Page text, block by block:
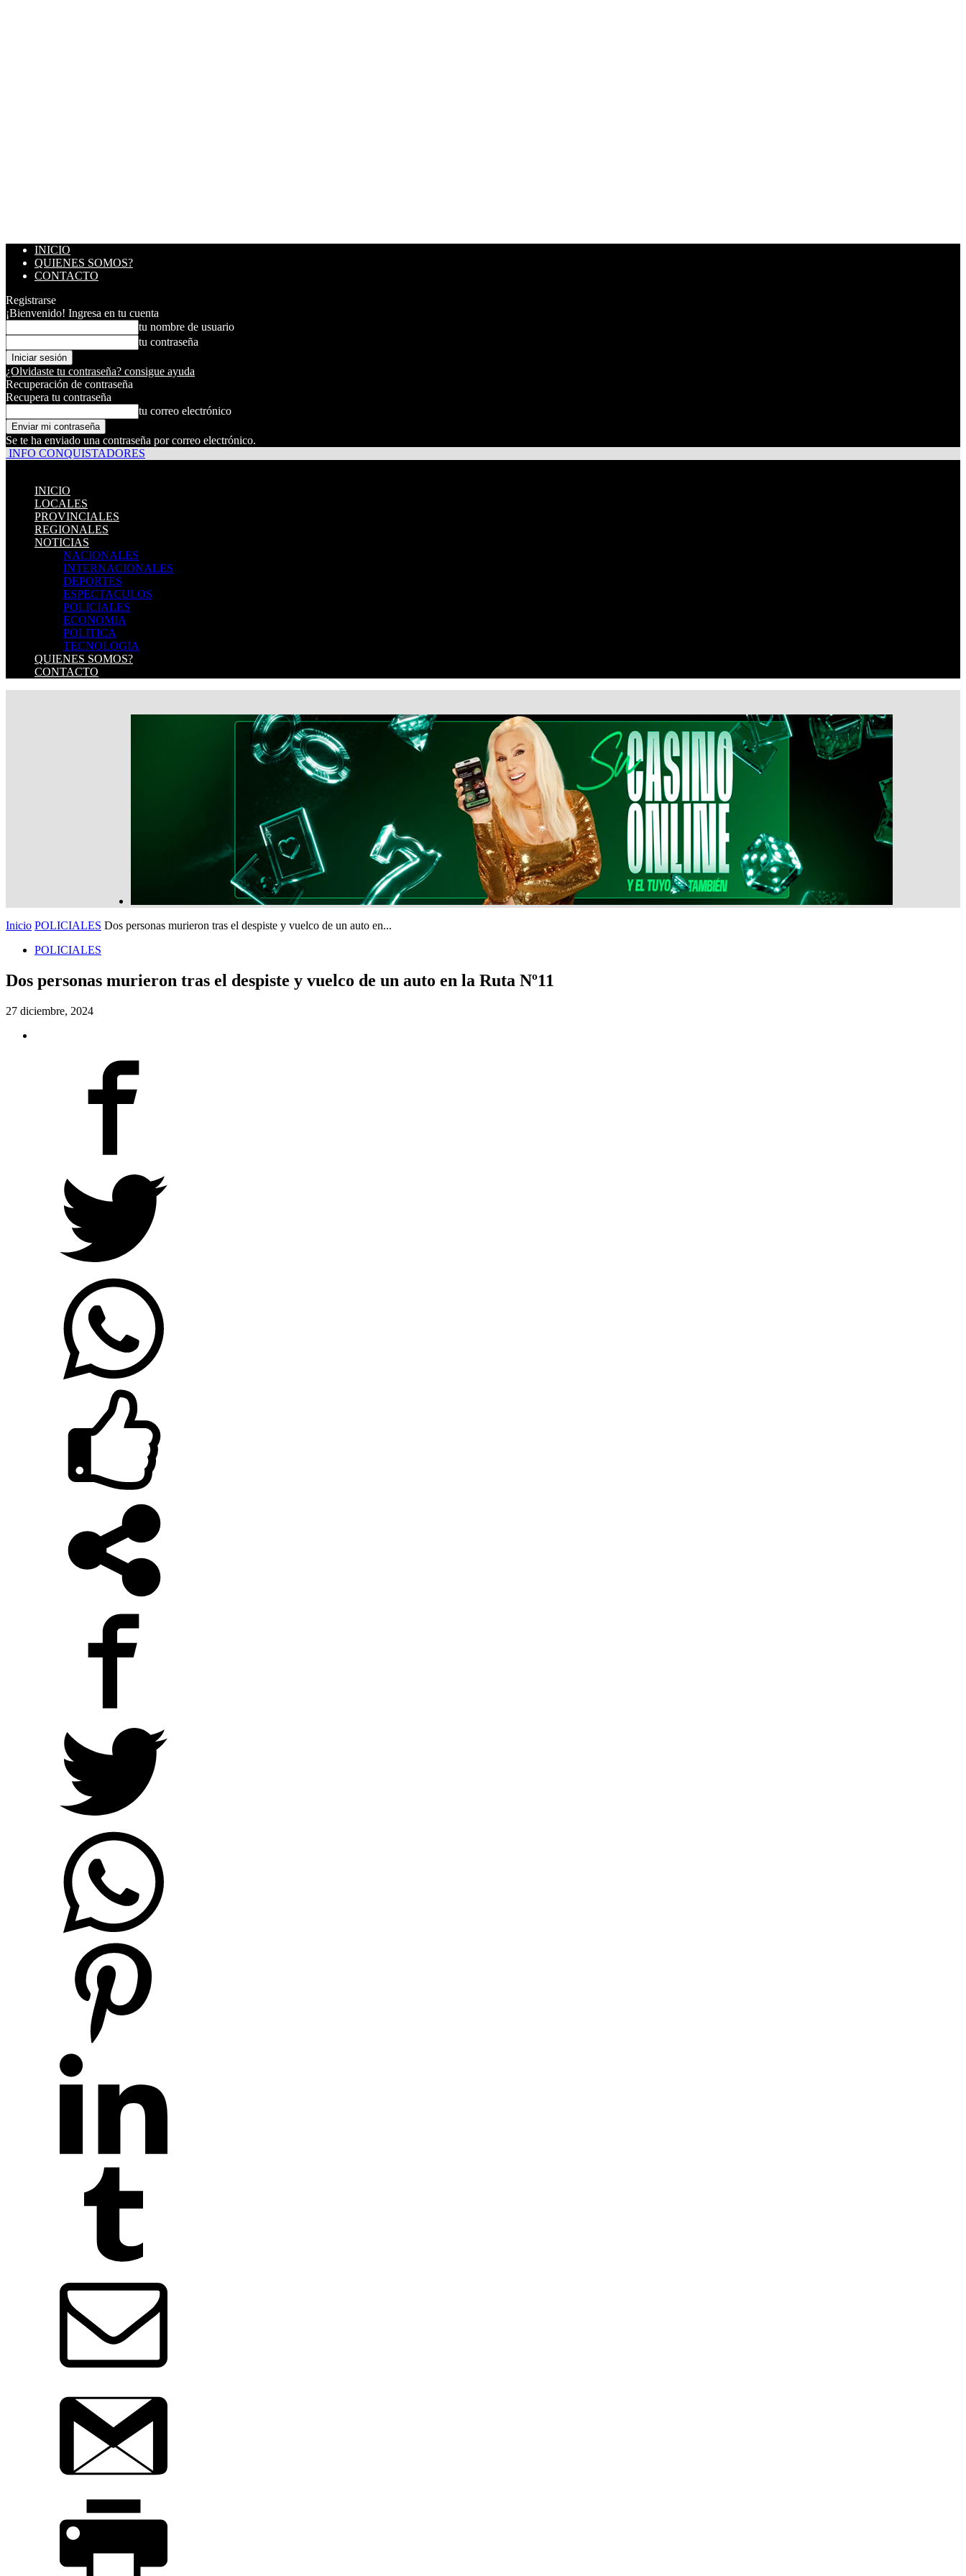
INICIO
QUIENES SOMOS?
CONTACTO
Registrarse
¡Bienvenido! Ingresa en tu cuenta
tu nombre de usuario
tu contraseña
¿Olvidaste tu contraseña? consigue ayuda
Recuperación de contraseña
Recupera tu contraseña
tu correo electrónico
Se te ha enviado una contraseña por correo electrónico.
INFO CONQUISTADORES
INICIO
LOCALES
PROVINCIALES
REGIONALES
NOTICIAS
NACIONALES
INTERNACIONALES
DEPORTES
ESPECTACULOS
POLICIALES
ECONOMIA
POLITICA
TECNOLOGIA
QUIENES SOMOS?
CONTACTO
Inicio POLICIALES Dos personas murieron tras el despiste y vuelco de un auto en...
POLICIALES
Dos personas murieron tras el despiste y vuelco de un auto en la Ruta Nº11
27 diciembre, 2024